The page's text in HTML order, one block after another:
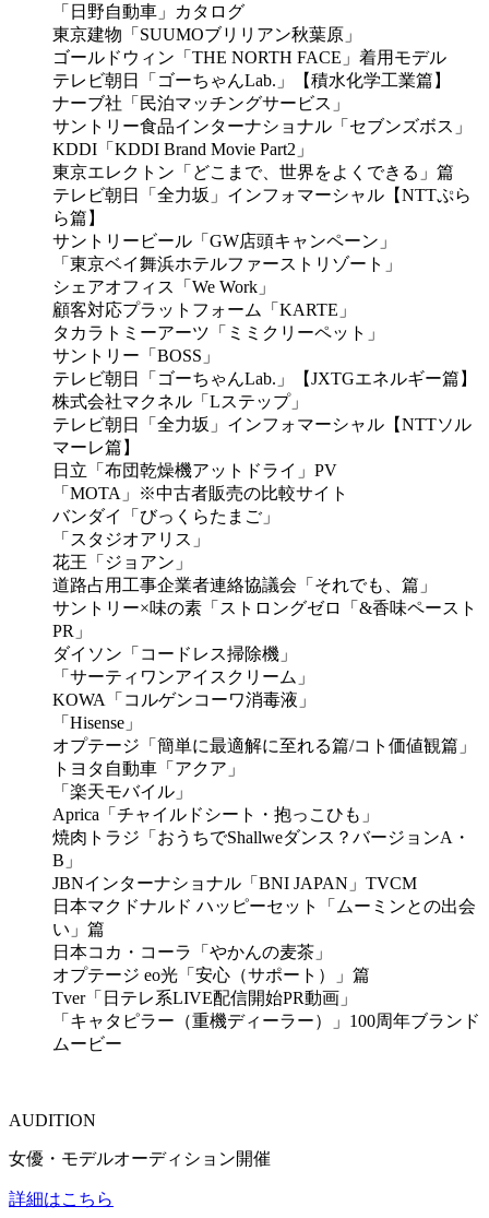
「日野自動車」カタログ
東京建物「SUUMOブリリアン秋葉原」
ゴールドウィン「THE NORTH FACE」着用モデル
テレビ朝日「ゴーちゃんLab.」【積水化学工業篇】
ナーブ社「民泊マッチングサービス」
サントリー食品インターナショナル「セブンズボス」
KDDI「KDDI Brand Movie Part2」
東京エレクトン「どこまで、世界をよくできる」篇
テレビ朝日「全力坂」インフォマーシャル【NTTぷら
ら篇】
サントリービール「GW店頭キャンペーン」
「東京ベイ舞浜ホテルファーストリゾート」
シェアオフィス「We Work」
顧客対応プラットフォーム「KARTE」
タカラトミーアーツ「ミミクリーペット」
サントリー「BOSS」
テレビ朝日「ゴーちゃんLab.」【JXTGエネルギー篇】
株式会社マクネル「Lステップ」
テレビ朝日「全力坂」インフォマーシャル【NTTソル
マーレ篇】
日立「布団乾燥機アットドライ」PV
「MOTA」※中古者販売の比較サイト
バンダイ「びっくらたまご」
「スタジオアリス」
花王「ジョアン」
道路占用工事企業者連絡協議会「それでも、篇」
サントリー×味の素「ストロングゼロ「&香味ペースト
PR」
ダイソン「コードレス掃除機」
「サーティワンアイスクリーム」
KOWA「コルゲンコーワ消毒液」
「Hisense」
オプテージ「簡単に最適解に至れる篇/コト価値観篇」
トヨタ自動車「アクア」
「楽天モバイル」
Aprica「チャイルドシート・抱っこひも」
焼肉トラジ「おうちでShallweダンス？バージョンA・
B」
JBNインターナショナル「BNI JAPAN」TVCM
日本マクドナルド ハッピーセット「ムーミンとの出会
い」篇
日本コカ・コーラ「やかんの麦茶」
オプテージ eo光「安心（サポート）」篇
Tver「日テレ系LIVE配信開始PR動画」
「キャタピラー（重機ディーラー）」100周年ブランド
ムービー
AUDITION
女優・モデルオーディション開催
詳細はこちら